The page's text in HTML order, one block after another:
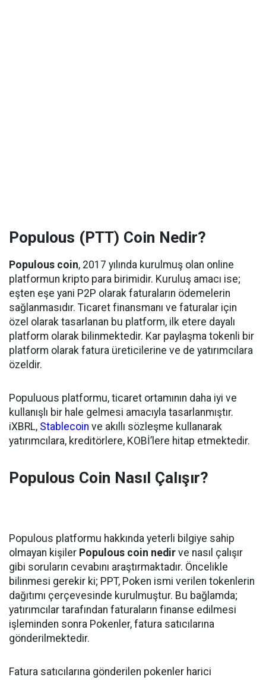
Populous (PTT) Coin Nedir?
Populous coin, 2017 yılında kurulmuş olan online
platformun kripto para birimidir. Kuruluş amacı ise;
eşten eşe yani P2P olarak faturaların ödemelerin
sağlanmasıdır. Ticaret finansmanı ve faturalar için
özel olarak tasarlanan bu platform, ilk etere dayalı
platform olarak bilinmektedir. Kar paylaşma tokenli bir
platform olarak fatura üreticilerine ve de yatırımcılara
özeldir.
Populuous platformu, ticaret ortamının daha iyi ve
kullanışlı bir hale gelmesi amacıyla tasarlanmıştır.
iXBRL, Stablecoin ve akıllı sözleşme kullanarak
yatırımcılara, kreditörlere, KOBİ’lere hitap etmektedir.
Populous Coin Nasıl Çalışır?
Populous platformu hakkında yeterli bilgiye sahip
olmayan kişiler Populous coin nedir ve nasıl çalışır
gibi soruların cevabını araştırmaktadır. Öncelikle
bilinmesi gerekir ki; PPT, Poken ismi verilen tokenlerin
dağıtımı çerçevesinde kurulmuştur. Bu bağlamda;
yatırımcılar tarafından faturaların finanse edilmesi
işleminden sonra Pokenler, fatura satıcılarına
gönderilmektedir.
Fatura satıcılarına gönderilen pokenler harici